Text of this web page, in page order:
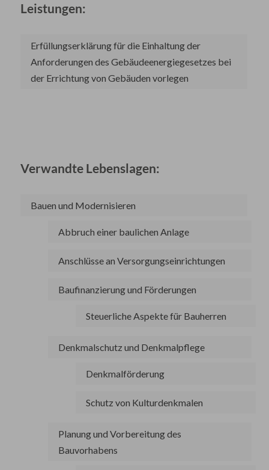
Leistungen:
Erfüllungserklärung für die Einhaltung der
Anforderungen des Gebäudeenergiegesetzes bei
der Errichtung von Gebäuden vorlegen
Verwandte Lebenslagen:
Bauen und Modernisieren
Abbruch einer baulichen Anlage
Anschlüsse an Versorgungseinrichtungen
Baufinanzierung und Förderungen
Steuerliche Aspekte für Bauherren
Denkmalschutz und Denkmalpflege
Denkmalförderung
Schutz von Kulturdenkmalen
Planung und Vorbereitung des
Bauvorhabens